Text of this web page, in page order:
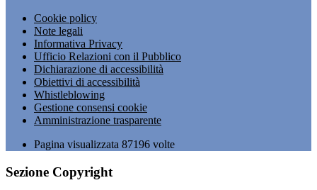
Cookie policy
Note legali
Informativa Privacy
Ufficio Relazioni con il Pubblico
Dichiarazione di accessibilità
Obiettivi di accessibilità
Whistleblowing
Gestione consensi cookie
Amministrazione trasparente
Pagina visualizzata 87196 volte
Sezione Copyright